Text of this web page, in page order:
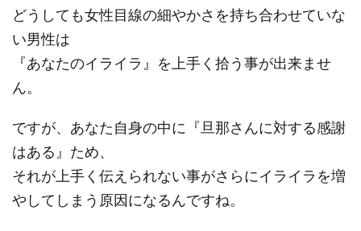
どうしても女性目線の細やかさを持ち合わせていな
い男性は
『あなたのイライラ』を上手く拾う事が出来ませ
ん。
ですが、あなた自身の中に『旦那さんに対する感謝
はある』ため、
それが上手く伝えられない事がさらにイライラを増
やしてしまう原因になるんですね。